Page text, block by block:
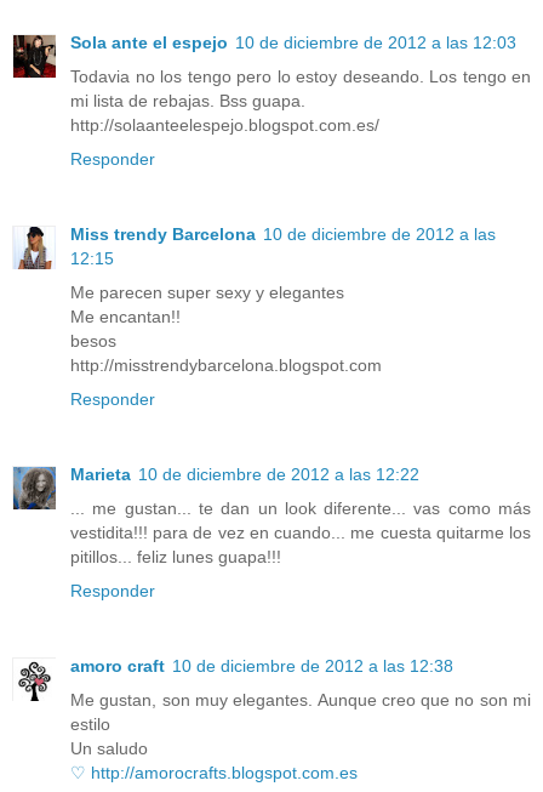
Sola ante el espejo 10 de diciembre de 2012 a las 12:03
Todavia no los tengo pero lo estoy deseando. Los tengo en
mi lista de rebajas. Bss guapa.
http://solaanteelespejo.blogspot.com.es/
Responder
Miss trendy Barcelona 10 de diciembre de 2012 a las
12:15
Me parecen super sexy y elegantes
Me encantan!!
besos
http://misstrendybarcelona.blogspot.com
Responder
Marieta 10 de diciembre de 2012 a las 12:22
... me gustan... te dan un look diferente... vas como más
vestidita!!! para de vez en cuando... me cuesta quitarme los
pitillos... feliz lunes guapa!!!
Responder
amoro craft 10 de diciembre de 2012 a las 12:38
Me gustan, son muy elegantes. Aunque creo que no son mi
estilo
Un saludo
♡ http://amorocrafts.blogspot.com.es